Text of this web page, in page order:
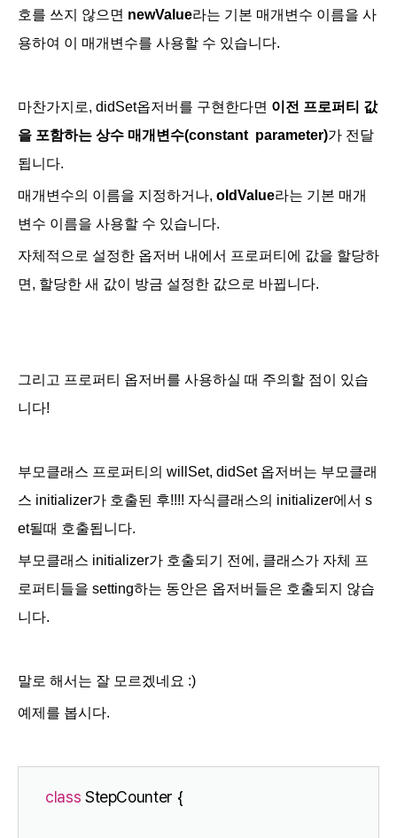
호를 쓰지 않으면 newValue라는 기본 매개변수 이름을 사
용하여 이 매개변수를 사용할 수 있습니다.
마찬가지로, didSet옵저버를 구현한다면 이전 프로퍼티 값
을 포함하는 상수 매개변수(constant parameter)가 전달
됩니다.
매개변수의 이름을 지정하거나, oldValue라는 기본 매개
변수 이름을 사용할 수 있습니다.
자체적으로 설정한 옵저버 내에서 프로퍼티에 값을 할당하
면, 할당한 새 값이 방금 설정한 값으로 바뀝니다.
그리고 프로퍼티 옵저버를 사용하실 때 주의할 점이 있습
니다!
부모클래스 프로퍼티의 willSet, didSet 옵저버는 부모클래
스 initializer가 호출된 후!!!! 자식클래스의 initializer에서 s
et될때 호출됩니다.
부모클래스 initializer가 호출되기 전에, 클래스가 자체 프
로퍼티들을 setting하는 동안은 옵저버들은 호출되지 않습
니다.
말로 해서는 잘 모르겠네요 :)
예제를 봅시다.
class StepCounter {